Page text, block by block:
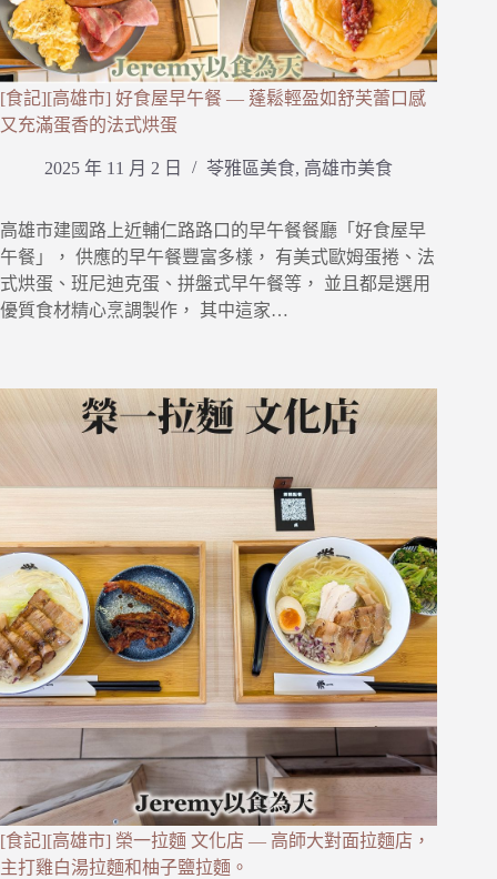
[食記][高雄市] 好食屋早午餐 — 蓬鬆輕盈如舒芙蕾口感
又充滿蛋香的法式烘蛋
2025 年 11 月 2 日 苓雅區美食, 高雄市美食
高雄市建國路上近輔仁路路口的早午餐餐廳「好食屋早
午餐」， 供應的早午餐豐富多樣， 有美式歐姆蛋捲、法
式烘蛋、班尼迪克蛋、拼盤式早午餐等， 並且都是選用
優質食材精心烹調製作， 其中這家…
[食記][高雄市] 榮一拉麵 文化店 — 高師大對面拉麵店，
主打雞白湯拉麵和柚子鹽拉麵。